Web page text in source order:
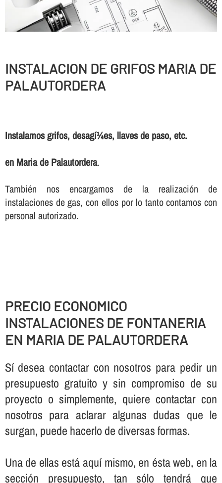
INSTALACION DE GRIFOS MARIA DE
PALAUTORDERA
Instalamos grifos, desagí¼es, llaves de paso, etc.
en Maria de Palautordera.
También nos encargamos de la realización de
instalaciones de gas, con ellos por lo tanto contamos con
personal autorizado.
PRECIO ECONOMICO
INSTALACIONES DE FONTANERIA
EN MARIA DE PALAUTORDERA
Sí­ desea contactar con nosotros para pedir un
presupuesto gratuito y sin compromiso de su
proyecto o simplemente, quiere contactar con
nosotros para aclarar algunas dudas que le
surgan, puede hacerlo de diversas formas.
Una de ellas está aquí­ mismo, en ésta web, en la
sección presupuesto, tan sólo tendrá que